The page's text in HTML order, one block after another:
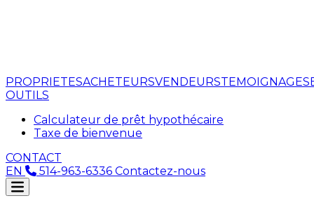
PROPRIETESACHETEURSVENDEURSTEMOIGNAGES
OUTILS
Calculateur de prêt hypothécaire
Taxe de bienvenue
CONTACT
EN
514-963-6336 Contactez-nous